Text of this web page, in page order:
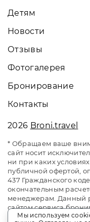
Детям
Новости
Отзывы
Фотогалерея
Бронирование
Контакты
2026 Broni.travel
* Обращаем ваше
сайт носит
ни при каких
публичной офертой,
437 Гражданского
окончательным
менеджерам. Данный
сайтом сервиса
«Киев» Алушта. Сайт
Мы используем